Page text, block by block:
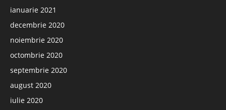
ianuarie 2021
decembrie 2020
noiembrie 2020
octombrie 2020
septembrie 2020
august 2020
iulie 2020